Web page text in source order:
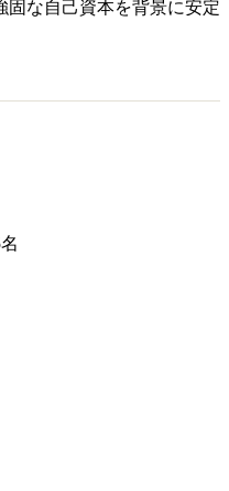
固な自己資本を背景に安定
名